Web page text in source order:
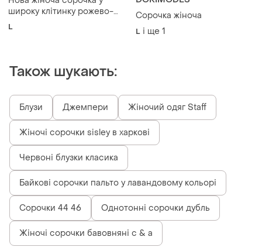
широку клітинку рожево-
сірого кольору
L
Сорочка жіноча
L і ще 1
Також шукають:
Блузи Джемпери Жіночий одяг Staff
Жіночі сорочки sisley в харкові
Червоні блузки класика
Байкові сорочки пальто у лавандовому кольорі
Сорочки 44 46 Однотонні сорочки дубль
Жіночі сорочки бавовняні c & a